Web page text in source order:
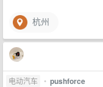
杭州
电动汽车 • pushforce